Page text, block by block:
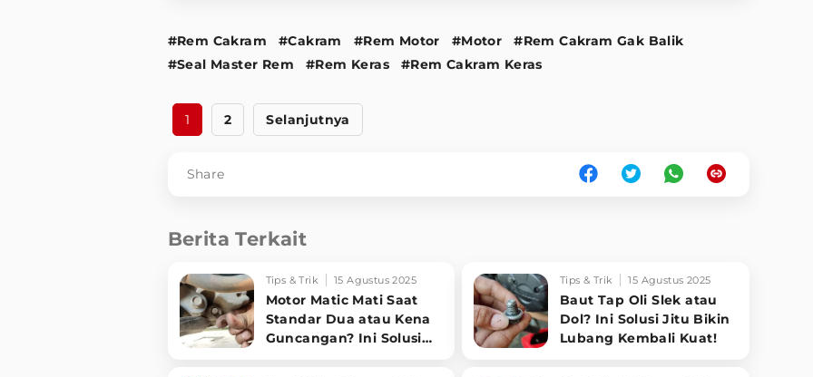
#Rem Cakram #Cakram #Rem Motor #Motor
#Rem Cakram Gak Balik
#Seal Master Rem
#Rem Keras #Rem Cakram Keras
1 2 Selanjutnya
Share
Berita Terkait
Tips & Trik 15 Agustus 2025
Motor Matic Mati Saat
Standar Dua atau Kena
Guncangan? Ini Solusi
Tips & Trik 15 Agustus 2025
Baut Tap Oli Slek atau
Dol? Ini Solusi Jitu Bikin
Lubang Kembali Kuat!